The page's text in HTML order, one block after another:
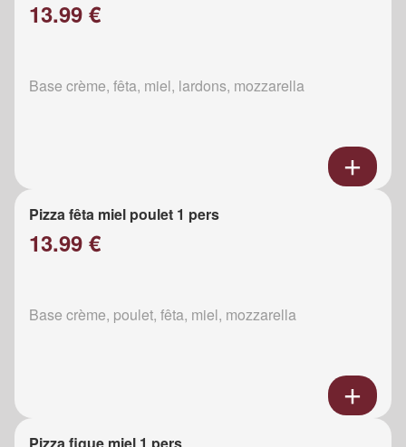
13.99 €
Base crème, fêta, miel, lardons, mozzarella
Pizza fêta miel poulet 1 pers
13.99 €
Base crème, poulet, fêta, miel, mozzarella